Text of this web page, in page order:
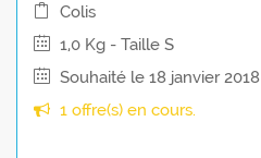
Colis
1,0 Kg - Taille S
Souhaité le 18 janvier 2018
1 offre(s) en cours.